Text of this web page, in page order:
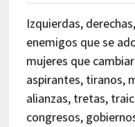
Izquierdas,
enemigos que se
mujeres que
aspirantes, tiranos,
alianzas, tretas,
congresos,